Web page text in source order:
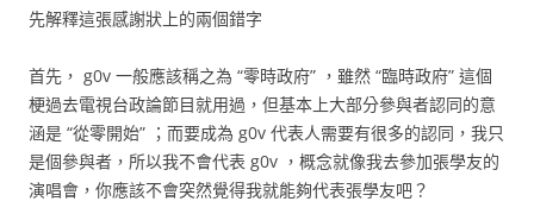
先解釋這張感謝狀上的兩個錯字
首先， g0v 一般應該稱之為 “零時政府” ，雖然 “臨時政府” 這個
梗過去電視台政論節目就用過，但基本上大部分參與者認同的意
涵是 “從零開始” ；而要成為 g0v 代表人需要有很多的認同，我只
是個參與者，所以我不會代表 g0v ，概念就像我去參加張學友的
演唱會，你應該不會突然覺得我就能夠代表張學友吧？